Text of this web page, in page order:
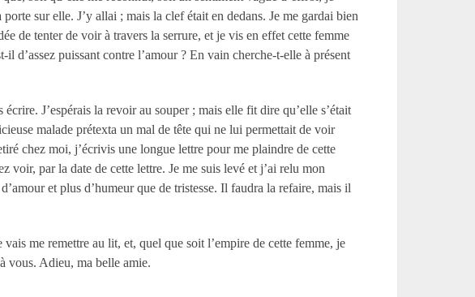
sur elle. J’y allai ; mais la clef était en dedans. Je me gardai bien
de tenter de voir à travers la serrure, et je vis en effet cette femme
d’assez puissant contre l’amour ? En vain cherche-t-elle à présent
J’espérais la revoir au souper ; mais elle fit dire qu’elle s’était
malade prétexta un mal de tête qui ne lui permettait de voir
chez moi, j’écrivis une longue lettre pour me plaindre de cette
voir, par la date de cette lettre. Je me suis levé et j’ai relu mon
et plus d’humeur que de tristesse. Il faudra la refaire, mais il
me remettre au lit, et, quel que soit l’empire de cette femme, je
vous. Adieu, ma belle amie.